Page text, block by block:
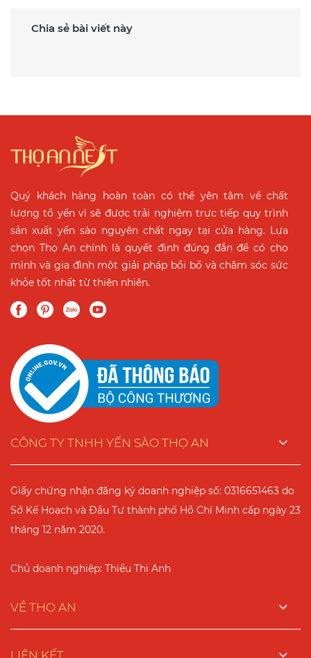
Chia sẻ bài viết này
Quý khách hàng hoàn toàn có thể yên tâm về chất
lượng tổ yến vì sẽ được trải nghiệm trực tiếp quy trình
sản xuất yến sào nguyên chất ngay tại cửa hàng. Lựa
chọn Thọ An chính là quyết định đúng đắn để có cho
mình và gia đình một giải pháp bồi bổ và chăm sóc sức
khỏe tốt nhất từ thiên nhiên.
CÔNG TY TNHH YẾN SÀO THỌ AN
Giấy chứng nhận đăng ký doanh nghiệp số: 0316651463 do
Sở Kế Hoạch và Đầu Tư thành phố Hồ Chí Minh cấp ngày 23
tháng 12 năm 2020.
Chủ doanh nghiệp: Thiều Thị Anh
VỀ THỌ AN
LIÊN KẾT